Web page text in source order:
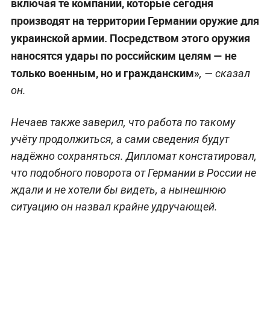
включая те компании, которые сегодня
производят на территории Германии оружие для
украинской армии. Посредством этого оружия
наносятся удары по российским целям — не
только военным, но и гражданским», — сказал
он.
Нечаев также заверил, что работа по такому
учёту продолжиться, а сами сведения будут
надёжно сохраняться. Дипломат констатировал,
что подобного поворота от Германии в России не
ждали и не хотели бы видеть, а нынешнюю
ситуацию он назвал крайне удручающей.